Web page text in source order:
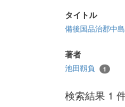
タイトル
備後国品治郡中
著者
池田靱負 1
検索結果 1